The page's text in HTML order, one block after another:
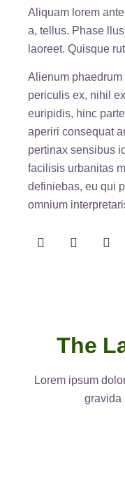
Aliquam lorem
a, tellus. Phase
laoreet. Quisque
Alienum
periculis ex, nihil
euripidis, hinc
aperiri consequat
pertinax sensibus
facilisis urbanitas
definiebas, eu qui
omnium
The
Lorem ipsum
gravida